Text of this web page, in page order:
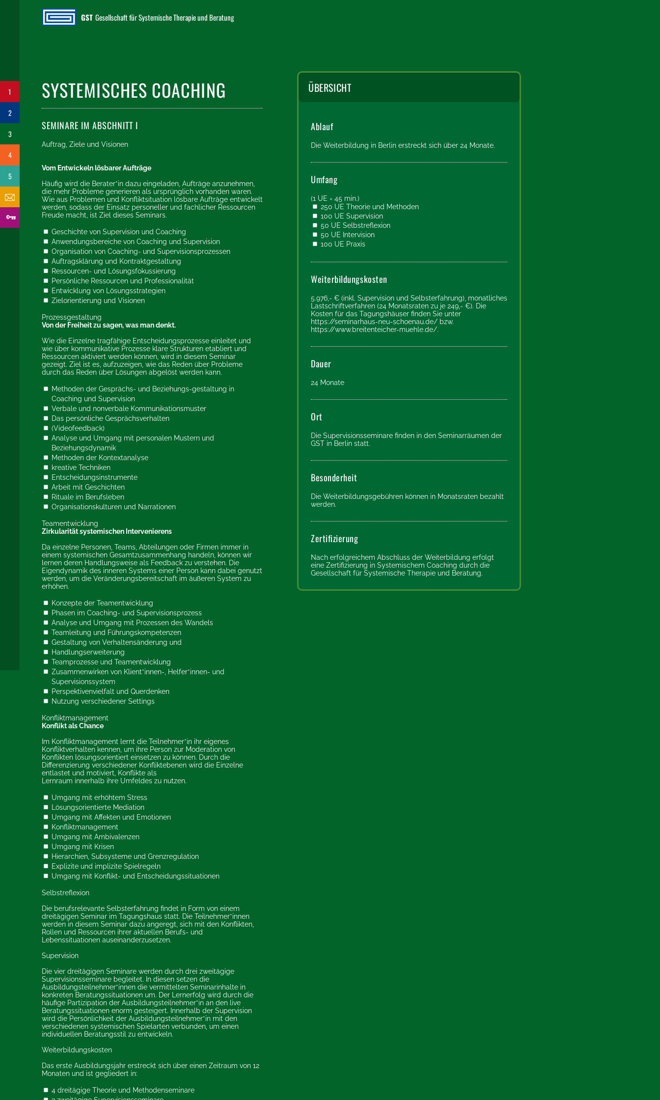
1
2
3
4
5
GST Gesellschaft für Systemische Therapie und Beratung
SYSTEMISCHES COACHING
SEMINARE IM ABSCHNITT I
Auftrag, Ziele und Visionen
Vom Entwickeln lösbarer Aufträge
Häufig wird die Berater*in dazu eingeladen, Aufträge anzunehmen,
die mehr Probleme generieren als ursprünglich vorhanden waren.
Wie aus Problemen und Konfliktsituation lösbare Aufträge entwickelt
werden, sodass der Einsatz personeller und fachlicher Ressourcen
Freude macht, ist Ziel dieses Seminars.
Geschichte von Supervision und Coaching
Anwendungsbereiche von Coaching und Supervision
Organisation von Coaching- und Supervisionsprozessen
Auftragsklärung und Kontraktgestaltung
Ressourcen- und Lösungsfokussierung
Persönliche Ressourcen und Professionalität
Entwicklung von Lösungsstrategien
Zielorientierung und Visionen
Prozessgestaltung
Von der Freiheit zu sagen, was man denkt.
Wie die Einzelne tragfähige Entscheidungsprozesse einleitet und
wie über kommunikative Prozesse klare Strukturen etabliert und
Ressourcen aktiviert werden können, wird in diesem Seminar
gezeigt. Ziel ist es, aufzuzeigen, wie das Reden über Probleme
durch das Reden über Lösungen abgelöst werden kann.
Methoden der Gesprächs- und Beziehungs-gestaltung in
Coaching und Supervision
Verbale und nonverbale Kommunikationsmuster
Das persönliche Gesprächsverhalten
(Videofeedback)
Analyse und Umgang mit personalen Mustern und
Beziehungsdynamik
Methoden der Kontextanalyse
kreative Techniken
Entscheidungsinstrumente
Arbeit mit Geschichten
Rituale im Berufsleben
Organisationskulturen und Narrationen
Teamentwicklung
Zirkularität systemischen Intervenierens
Da einzelne Personen, Teams, Abteilungen oder Firmen immer in
einem systemischen Gesamtzusammenhang handeln, können wir
lernen deren Handlungsweise als Feedback zu verstehen. Die
Eigendynamik des inneren Systems einer Person kann dabei genutzt
werden, um die Veränderungsbereitschaft im äußeren System zu
erhöhen.
Konzepte der Teamentwicklung
Phasen im Coaching- und Supervisionsprozess
Analyse und Umgang mit Prozessen des Wandels
Teamleitung und Führungskompetenzen
Gestaltung von Verhaltensänderung und
Handlungserweiterung
Teamprozesse und Teamentwicklung
Zusammenwirken von Klient*innen-, Helfer*innen- und
Supervisionssystem
Perspektivenvielfalt und Querdenken
Nutzung verschiedener Settings
Konfliktmanagement
Konflikt als Chance
Im Konfliktmanagement lernt die Teilnehmer*in ihr eigenes
Konfliktverhalten kennen, um ihre Person zur Moderation von
Konflikten lösungsorientiert einsetzen zu können. Durch die
Differenzierung verschiedener Konfliktebenen wird die Einzelne
entlastet und motiviert, Konflikte als
Lernraum innerhalb ihre Umfeldes zu nutzen.
Umgang mit erhöhtem Stress
Lösungsorientierte Mediation
Umgang mit Affekten und Emotionen
Konfliktmanagement
Umgang mit Ambivalenzen
Umgang mit Krisen
Hierarchien, Subsysteme und Grenzregulation
Explizite und implizite Spielregeln
Umgang mit Konflikt- und Entscheidungssituationen
Selbstreflexion
Die berufsrelevante Selbsterfahrung findet in Form von einem
dreitägigen Seminar im Tagungshaus statt. Die Teilnehmer*innen
werden in diesem Seminar dazu angeregt, sich mit den Konflikten,
Rollen und Ressourcen ihrer aktuellen Berufs- und
Lebenssituationen auseinanderzusetzen.
Supervision
Die vier dreitägigen Seminare werden durch drei zweitägige
Supervisionsseminare begleitet. In diesen setzen die
Ausbildungsteilnehmer*innen die vermittelten Seminarinhalte in
konkreten Beratungssituationen um. Der Lernerfolg wird durch die
häufige Partizipation der Ausbildungsteilnehmer*in an den live
Beratungssituationen enorm gesteigert. Innerhalb der Supervision
wird die Persönlichkeit der Ausbildungsteilnehmer*in mit den
verschiedenen systemischen Spielarten verbunden, um einen
individuellen Beratungsstil zu entwickeln.
Weiterbildungskosten
Das erste Ausbildungsjahr erstreckt sich über einen Zeitraum von 12
Monaten und ist gegliedert in:
4 dreitägige Theorie und Methodenseminare
ÜBERSICHT
Ablauf
Die Weiterbildung in Berlin erstreckt sich über 24 Monate.
Umfang
(1 UE = 45 min.)
250 UE Theorie und Methoden
100 UE Supervision
50 UE Selbstreflexion
50 UE Intervision
100 UE Praxis
Weiterbildungskosten
5.976,- € (inkl. Supervision und Selbsterfahrung), monatliches
Lastschriftverfahren (24 Monatsraten zu je 249,- €). Die
Kosten für das Tagungshäuser finden Sie unter
https://seminarhaus-neu-schoenau.de/ bzw.
https://www.breitenteicher-muehle.de/.
Dauer
24 Monate
Ort
Die Supervisionsseminare finden in den Seminarräumen der
GST in Berlin statt.
Besonderheit
Die Weiterbildungsgebühren können in Monatsraten bezahlt
werden.
Zertifizierung
Nach erfolgreichem Abschluss der Weiterbildung erfolgt
eine Zertifizierung in Systemischem Coaching durch die
Gesellschaft für Systemische Therapie und Beratung.